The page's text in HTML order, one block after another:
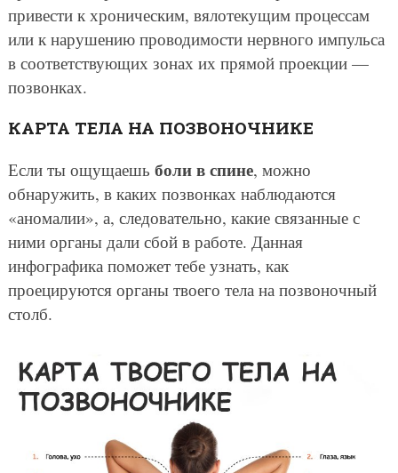
привести к хроническим, вялотекущим процессам
или к нарушению проводимости нервного импульса
в соответствующих зонах их прямой проекции —
позвонках.
КАРТА ТЕЛА НА ПОЗВОНОЧНИКЕ
Если ты ощущаешь боли в спине, можно
обнаружить, в каких позвонках наблюдаются
«аномалии», а, следовательно, какие связанные с
ними органы дали сбой в работе. Данная
инфографика поможет тебе узнать, как
проецируются органы твоего тела на позвоночный
столб.